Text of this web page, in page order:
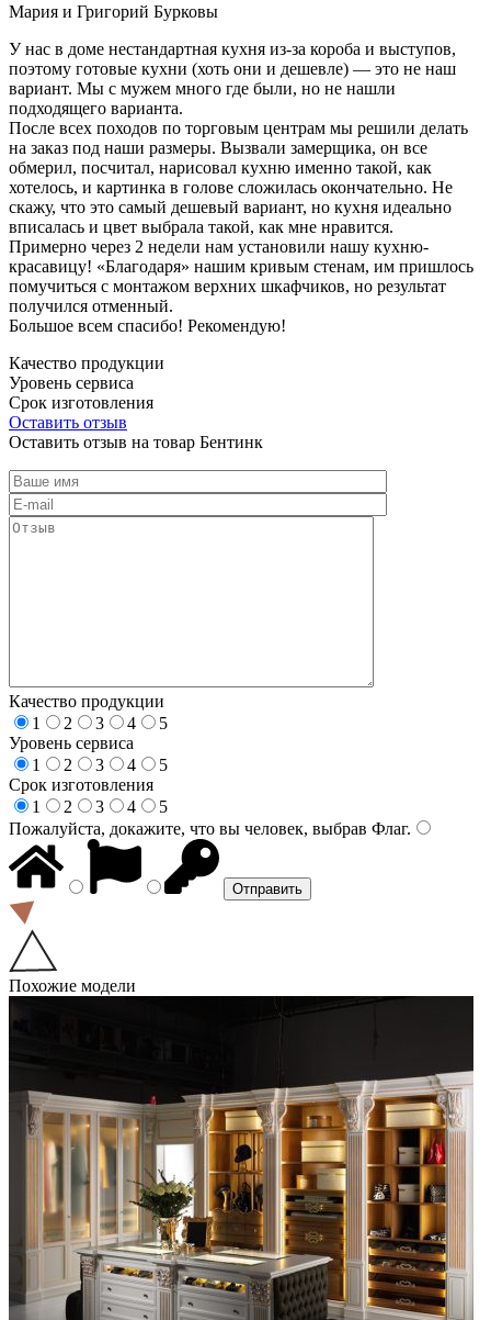
Мария и Григорий Бурковы
У нас в доме нестандартная кухня из-за короба и выступов,
поэтому готовые кухни (хоть они и дешевле) — это не наш
вариант. Мы с мужем много где были, но не нашли
подходящего варианта.
После всех походов по торговым центрам мы решили делать
на заказ под наши размеры. Вызвали замерщика, он все
обмерил, посчитал, нарисовал кухню именно такой, как
хотелось, и картинка в голове сложилась окончательно. Не
скажу, что это самый дешевый вариант, но кухня идеально
вписалась и цвет выбрала такой, как мне нравится.
Примерно через 2 недели нам установили нашу кухню-
красавицу! «Благодаря» нашим кривым стенам, им пришлось
помучиться с монтажом верхних шкафчиков, но результат
получился отменный.
Большое всем спасибо! Рекомендую!
Качество продукции
Уровень сервиса
Срок изготовления
Оставить отзыв
Оставить отзыв на товар Бентинк
Качество продукции
1
2 3 4
5
Уровень сервиса
1
2 3 4
5
Срок изготовления
1
2 3 4
5
Пожалуйста, докажите, что вы человек, выбрав Флаг.
Похожие модели